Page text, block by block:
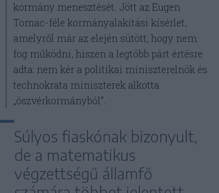
kormány menesztését. Jött az Eugen
Tomac-féle kormányalakítási kísérlet,
amelyről már az elején sütött, hogy nem
fog működni, hiszen a legtöbb párt értésre
adta: nem kér a politikai miniszterelnök és
technokrata miniszterek alkotta
„öszvérkormányból”.
Súlyos fiaskónak bizonyult,
de a matematikus
végzettségű államfő